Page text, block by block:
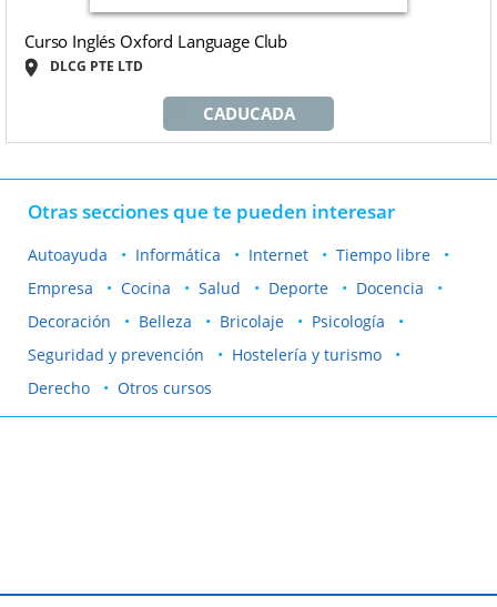
Curso Inglés Oxford Language Club
DLCG PTE LTD
CADUCADA
Otras secciones que te pueden interesar
Autoayuda Informática Internet
Tiempo libre
Empresa
Cocina Salud Deporte
Docencia
Decoración
Belleza Bricolaje
Psicología
Seguridad y prevención
Hostelería y turismo
Derecho
Otros cursos